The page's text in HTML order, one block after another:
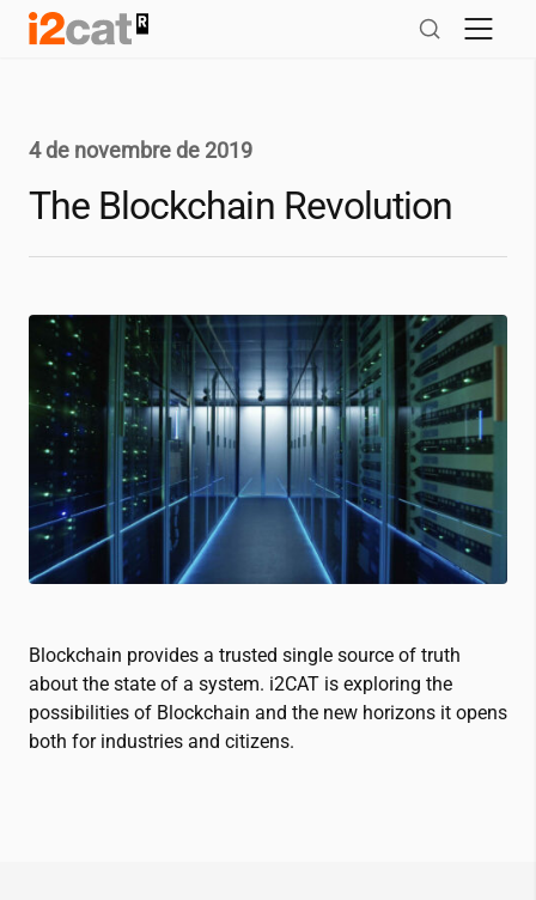
Salta
4 de novembre de 2019
The Blockchain Revolution
Blockchain provides a trusted single source of truth
about the state of a system. i2CAT is exploring the
possibilities of Blockchain and the new horizons it opens
both for industries and citizens.